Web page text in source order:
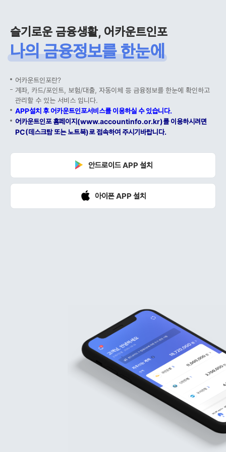
슬기로운 금융생활, 어카운트인포
나의 금융정보를 한눈에
어카운트인포란?
계좌, 카드/포인트, 보험/대출, 자동이체 등 금융정보를 한눈에 확인하고
관리할 수 있는 서비스 입니다.
APP설치 후 어카운트인포서비스를 이용하실 수 있습니다.
어카운트인포 홈페이지(www.accountinfo.or.kr)를 이용하시려면
PC(데스크탑 또는 노트북)로 접속하여 주시기바랍니다.
안드로이드 APP 설치
아이폰 APP 설치